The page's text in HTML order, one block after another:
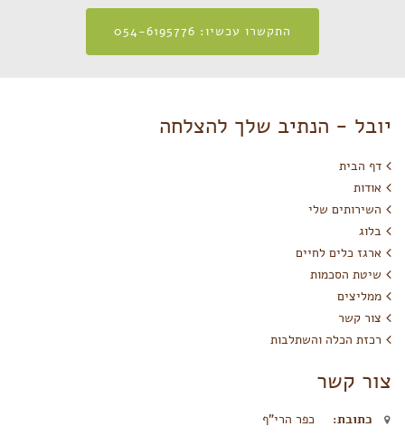
התקשרו עכשיו: 054-6195776
יובל - הנתיב שלך להצלחה
דף הבית
אודות
השירותים שלי
בלוג
ארגז כלים לחיים
שיטת הסכמות
ממליצים
צור קשר
רכזת הכלה והשתלבות
צור קשר
כתובת: כפר הרי"ף